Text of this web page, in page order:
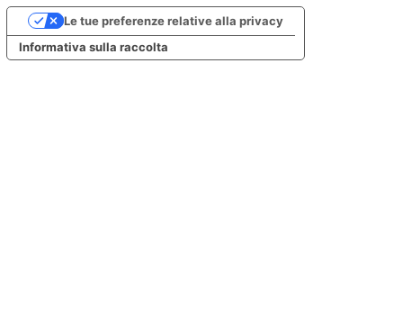
Informativa sulla raccolta
Le tue preferenze relative alla privacy